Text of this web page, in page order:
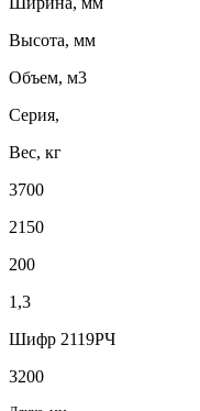
Высота, мм
Объем, м3
Серия,
Вес, кг
3700
2150
200
1,3
Шифр 2119РЧ
3200